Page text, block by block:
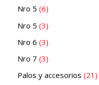
Nro 5 6
Nro 5 3
Nro 6 3
Nro 7 3
Palos y accesorios 21